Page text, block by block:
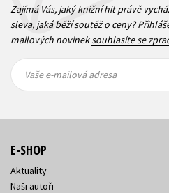
Zajímá Vás, jaký knižní hit právě
sleva, jaká běží soutěž o ceny?
mailových novineksouhlasíte se
mailová
mailová
Vaše e-mailová adresa
E-SHOP
Aktuality
Naši autoři